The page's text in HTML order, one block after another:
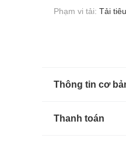
Phạm vi tải: Tải
Thông tin cơ
Thanh toán